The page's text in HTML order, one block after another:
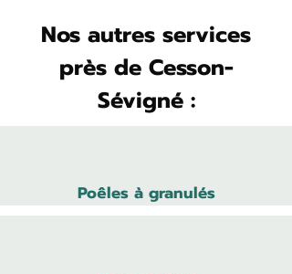
Nos autres services
près de Cesson-
Sévigné :
Poêles à granulés